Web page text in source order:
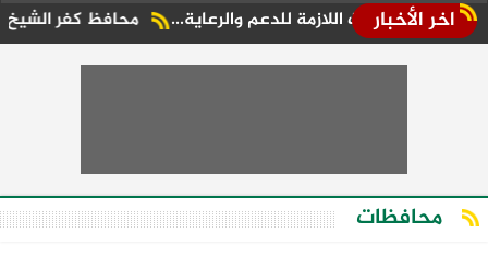
اخر الأخبار محافظ كفر الشيخ يتفقد اللازمة للدعم والرعاية...
محافظات